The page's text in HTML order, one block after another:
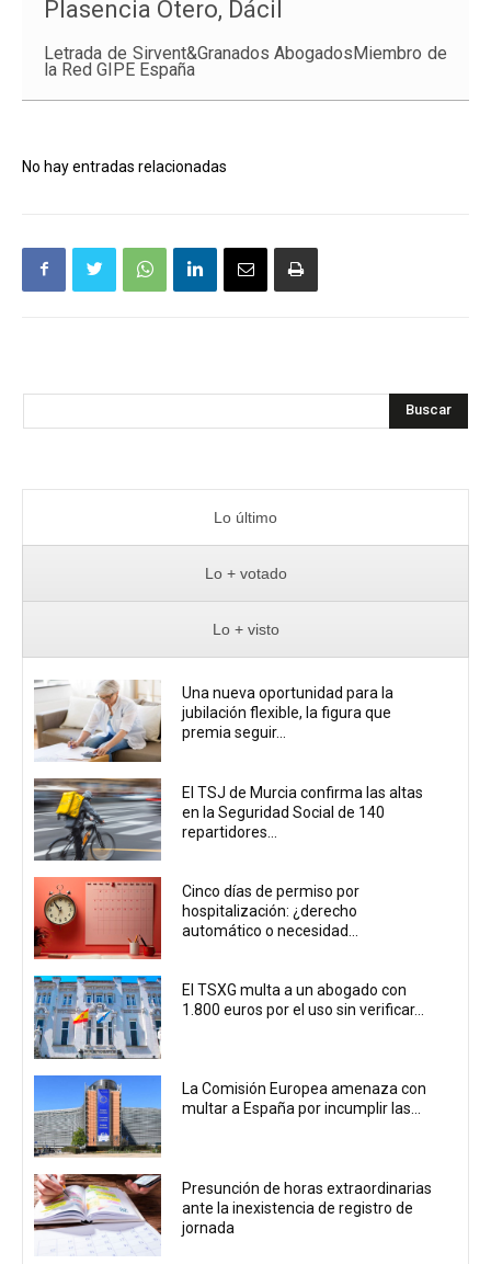
Plasencia Otero, Dácil
Letrada de Sirvent&Granados AbogadosMiembro de
la Red GIPE España
No hay entradas relacionadas
Buscar
Lo último
Lo + votado
Lo + visto
Una nueva oportunidad para la
jubilación flexible, la figura que
premia seguir...
El TSJ de Murcia confirma las altas
en la Seguridad Social de 140
repartidores...
Cinco días de permiso por
hospitalización: ¿derecho
automático o necesidad...
El TSXG multa a un abogado con
1.800 euros por el uso sin verificar...
La Comisión Europea amenaza con
multar a España por incumplir las...
Presunción de horas extraordinarias
ante la inexistencia de registro de
jornada